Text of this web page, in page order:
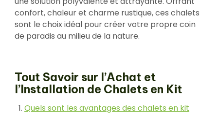
confort, chaleur et charme rustique, ces chalets
sont le choix idéal pour créer votre propre coin
de paradis au milieu de la nature.
Tout Savoir sur l’Achat et
l’Installation de Chalets en Kit
Quels sont les avantages des chalets en kit